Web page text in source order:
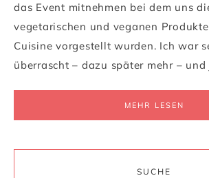
das Event mitnehmen bei dem uns
vegetarischen und veganen
Cuisine vorgestellt wurden. Ich war
überrascht – dazu später mehr –
MEHR LESEN
SUCHE